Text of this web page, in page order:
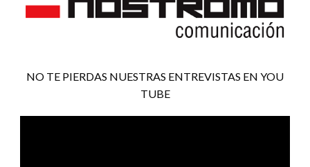
NO TE PIERDAS NUESTRAS ENTREVISTAS EN YOU
TUBE